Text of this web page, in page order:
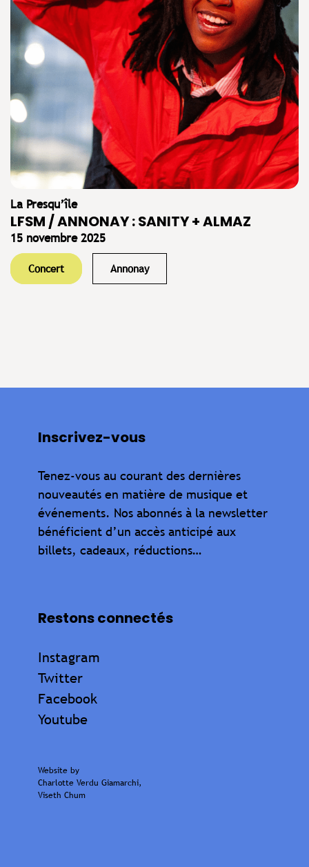
La Presqu’île
LFSM / ANNONAY : SANITY + ALMAZ
15 novembre 2025
Concert Annonay
Inscrivez-vous
Tenez-vous au courant des dernières
nouveautés en matière de musique et
événements. Nos abonnés à la newsletter
bénéficient d’un accès anticipé aux
billets, cadeaux, réductions…
Restons connectés
Instagram
Twitter
Facebook
Youtube
Website by
Charlotte Verdu Giamarchi,
Viseth Chum